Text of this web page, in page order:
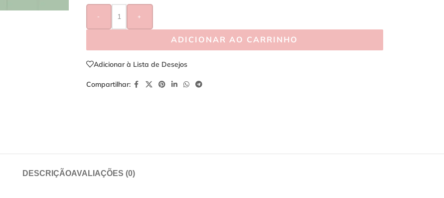
- +
ADICIONAR AO CARRINHO
Adicionar à Lista de Desejos
Compartilhar:
DESCRIÇÃOAVALIAÇÕES (0)